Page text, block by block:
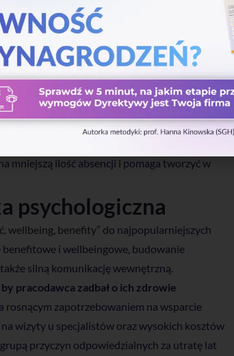
Ogromne znaczenie zdrowia
na wydajność pracowników i ich jakość
zatrudniona boryka się z nadmiernym stresem i
pomoc psychologa może się okazać
danemu pracownikowi, ale i pozostałym
i efektywny. Jego dobre samopoczucie
psychologiczna oferowana przez
mniejszą ilość absencji i pomaga tworzyć w
psychologiczna
wellbeing, benefity” do najpopularniejszych
i wellbeingowe, budowanie
silną komunikację wewnętrzną.
pracodawca zadbał o ich zdrowie
rosnącym zapotrzebowaniem na wsparcie
wizyty u specjalistów oraz wysokich kosztów
przyczyn odpowiedzialnych za utratę lat